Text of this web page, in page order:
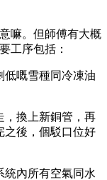
嘛。但師傅有大概
工序包括：
低嘅雪種同冷凍油
，換上新銅管，再
之後，個駁口位好
統內所有空氣同水